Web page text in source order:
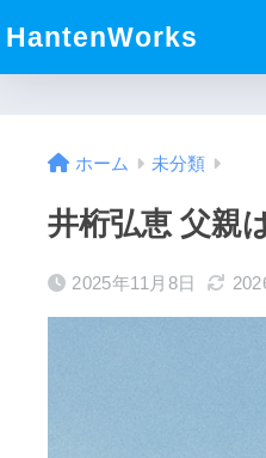
HantenWorks
ホーム 未分類
井桁弘恵 父親
2025年11月8日